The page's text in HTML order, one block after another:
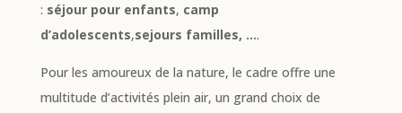
: séjour pour enfants, camp
d’adolescents,sejours familles, ….
Pour les amoureux de la nature, le cadre offre une
multitude d’activités plein air, un grand choix de